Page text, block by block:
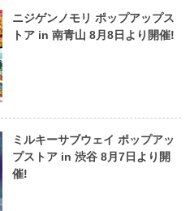
ニジゲンノモリ ポップアップス
トア in 南青山 8月8日より開催!
ミルキーサブウェイ ポップアッ
プストア in 渋谷 8月7日より開
催!